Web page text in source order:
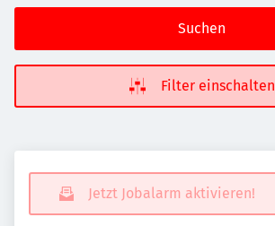
Suchen
Filter einschalten
Jetzt Jobalarm aktivieren!